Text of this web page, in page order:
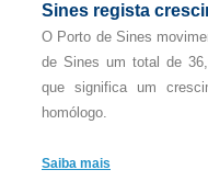
Sines regista
O Porto de Sines
de Sines um total de
que significa um
homólogo.
Saiba mais